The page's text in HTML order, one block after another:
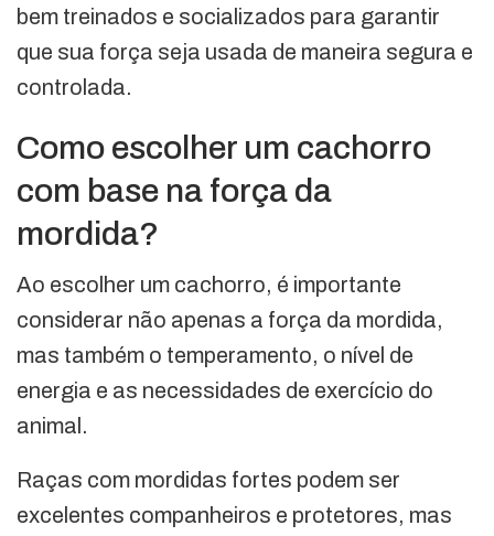
bem treinados e socializados para garantir
que sua força seja usada de maneira segura e
controlada.
Como escolher um cachorro
com base na força da
mordida?
Ao escolher um cachorro, é importante
considerar não apenas a força da mordida,
mas também o temperamento, o nível de
energia e as necessidades de exercício do
animal.
Raças com mordidas fortes podem ser
excelentes companheiros e protetores, mas